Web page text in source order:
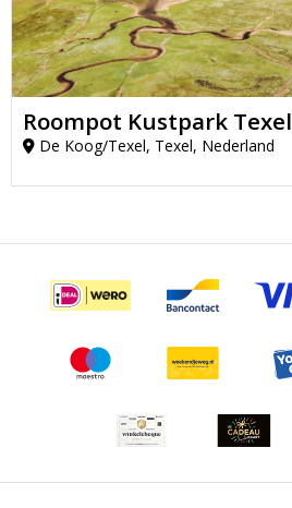
Roompot Kustpark Texel
De Koog/Texel, Texel, Nederland